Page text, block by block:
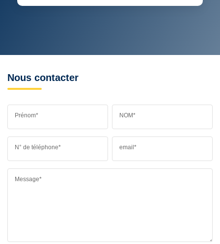
Nous contacter
Prénom* NOM*
N° de téléphone* email*
Message*